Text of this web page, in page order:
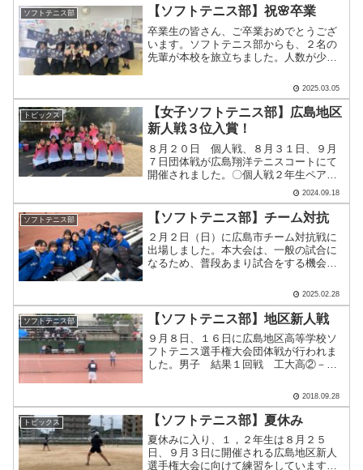
ソフトテニス部 【ソフトテニス部】祝🌸卒業
卒業生の皆さん、ご卒業おめでとうござ
います。ソフトテニス部からも、２名の
先輩が本校を旅立ちました。人数が少な
したいときもあったと思います。それで
も向き合い、壁を乗り越え、突き進んで
きた２人だからこそ、こん.....
2025.03.05
トピックス
【女子ソフトテニス部】広島地区
新人戦３位入賞！
８月２０日 個人戦、８月３１日、９月
７日団体戦が広島翔洋テニスコートにて
開催されました。〇個人戦２年生ペア
４回戦進出 ベスト３２以上の結果、広
島地区高等学校ソフトテニスインドア選
手権大会の出場権を獲得しています。１
年生のときには出場できな.....
2024.09.18
ソフトテニス部 【ソフトテニス部】チーム対抗
２月２日（日）に広島市チーム対抗戦に
出場しました。本大会は、一般の試合に
なるため、普段あまり試合をする機会の
ただきました。結果は、Aチーム、Ｂチ
続ける大切さを痛感した試.....
2025.02.28
ソフトテニス部 【ソフトテニス部】地区新人戦
９月８日、１６日に広島地区高等学校ソ
フトテニス選手権大会団体戦が行われま
した。男子 結果１回戦 工大高②－０
校県大会出場権獲得！写真奥が工大高ペ
アです。団体戦なので、１ペアが勝つだ
けではチームの勝利にはつ.....
2018.09.28
トピックス 【ソフトテニス部】夏休み
夏休みに入り、１，２年生は８月２５
日、９月３日に開催される広島地区新人
選手権大会に向けて練習をしています。